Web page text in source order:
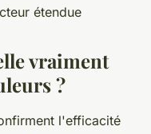
étendue
vraiment
?
l'efficacité